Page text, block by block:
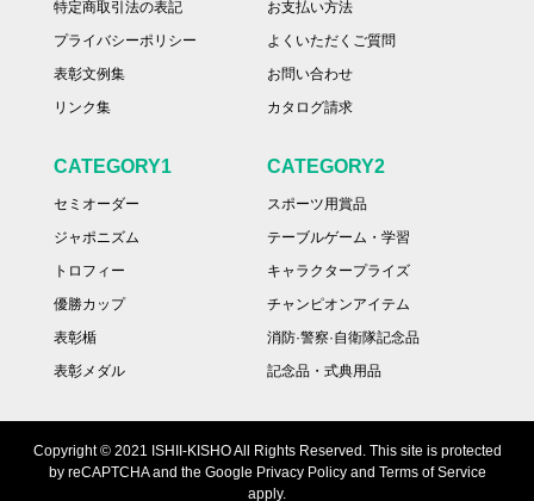
特定商取引法の表記
プライバシーポリシー
表彰文例集
リンク集
お支払い方法
よくいただくご質問
お問い合わせ
カタログ請求
CATEGORY1
セミオーダー
ジャポニズム
トロフィー
優勝カップ
表彰楯
表彰メダル
CATEGORY2
スポーツ用賞品
テーブルゲーム・学習
キャラクタープライズ
チャンピオンアイテム
消防·警察·自衛隊記念品
記念品・式典用品
Copyright © 2021 ISHII-KISHO All Rights Reserved. This site is protected
by reCAPTCHA and the Google Privacy Policy and Terms of Service
apply.